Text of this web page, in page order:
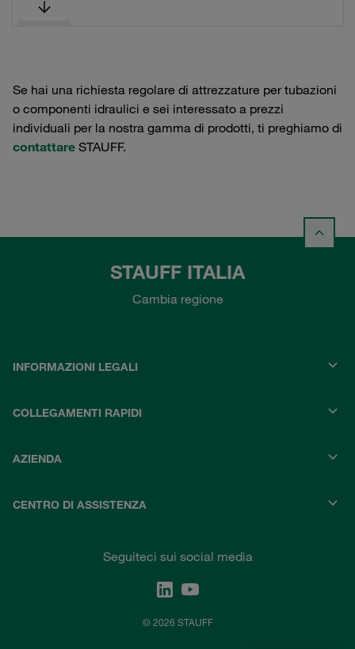
Se hai una richiesta regolare di attrezzature per tubazioni
o componenti idraulici e sei interessato a prezzi
individuali per la nostra gamma di prodotti, ti preghiamo di
contattare STAUFF.
STAUFF ITALIA
Cambia regione
INFORMAZIONI LEGALI
COLLEGAMENTI RAPIDI
AZIENDA
CENTRO DI ASSISTENZA
Seguiteci sui social media
© 2026 STAUFF